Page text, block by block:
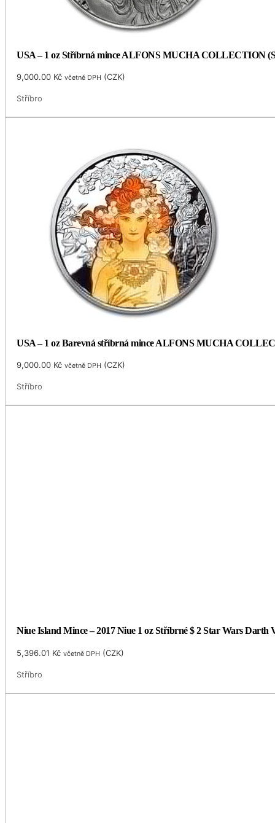
USA – 1 oz Stříbrná mince ALFONS MUCHA COLLECTION
9,000.00 Kč včetně DPH (CZK)
Stříbro
USA – 1 oz Barevná stříbrná mince ALFONS MUCHA
9,000.00 Kč včetně DPH (CZK)
Stříbro
Niue Island Mince – 2017 Niue 1 oz Stříbrné $ 2 Star Wars Darth
5,396.01 Kč včetně DPH (CZK)
Stříbro